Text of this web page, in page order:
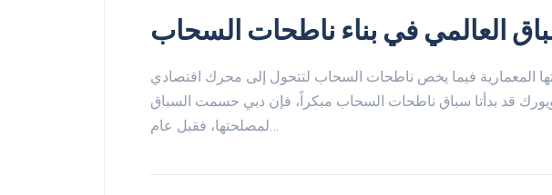
العالمي في بناء ناطحات السحاب
المعمارية فيما يخص ناطحات السحاب لتتحول إلى محرك اقتصادي
قد بدأتا سباق ناطحات السحاب مبكراً، فإن دبي حسمت السباق